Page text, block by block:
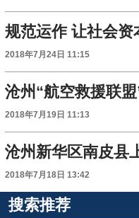
规范运作 让社会资
2018年7月24日 11:15
2018年7月19日 11:13
2018年7月18日 13:42
搜索推荐